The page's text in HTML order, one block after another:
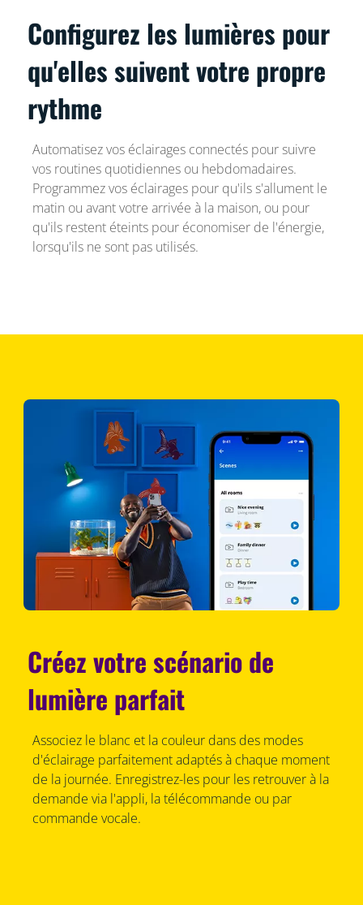
Configurez les lumières pour
qu'elles suivent votre propre
rythme
Automatisez vos éclairages connectés pour suivre
vos routines quotidiennes ou hebdomadaires.
Programmez vos éclairages pour qu'ils s'allument le
matin ou avant votre arrivée à la maison, ou pour
qu'ils restent éteints pour économiser de l'énergie,
lorsqu'ils ne sont pas utilisés.
Créez votre scénario de
lumière parfait
Associez le blanc et la couleur dans des modes
d'éclairage parfaitement adaptés à chaque moment
de la journée. Enregistrez-les pour les retrouver à la
demande via l'appli, la télécommande ou par
commande vocale.